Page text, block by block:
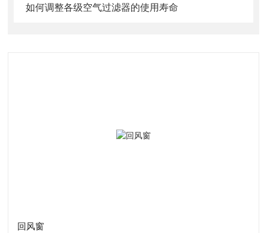
如何调整各级空气过滤器的使用寿命
回风窗